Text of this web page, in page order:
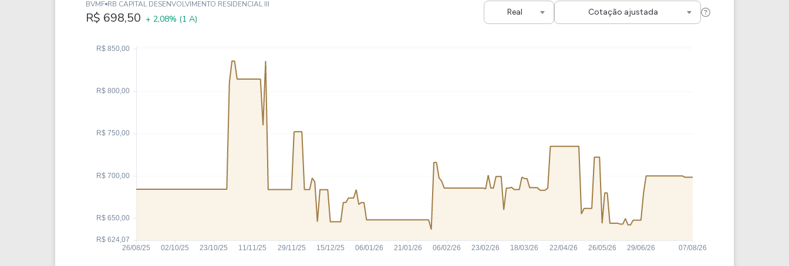
Klabin
KNRI11
Solana
As Ações Mais Buscadas
BVMF RB CAPITAL DESENVOLVIMENTO RESIDENCIAL III
R$ 698,50 + 2,08% (1 A)
Real Cotação ajustada